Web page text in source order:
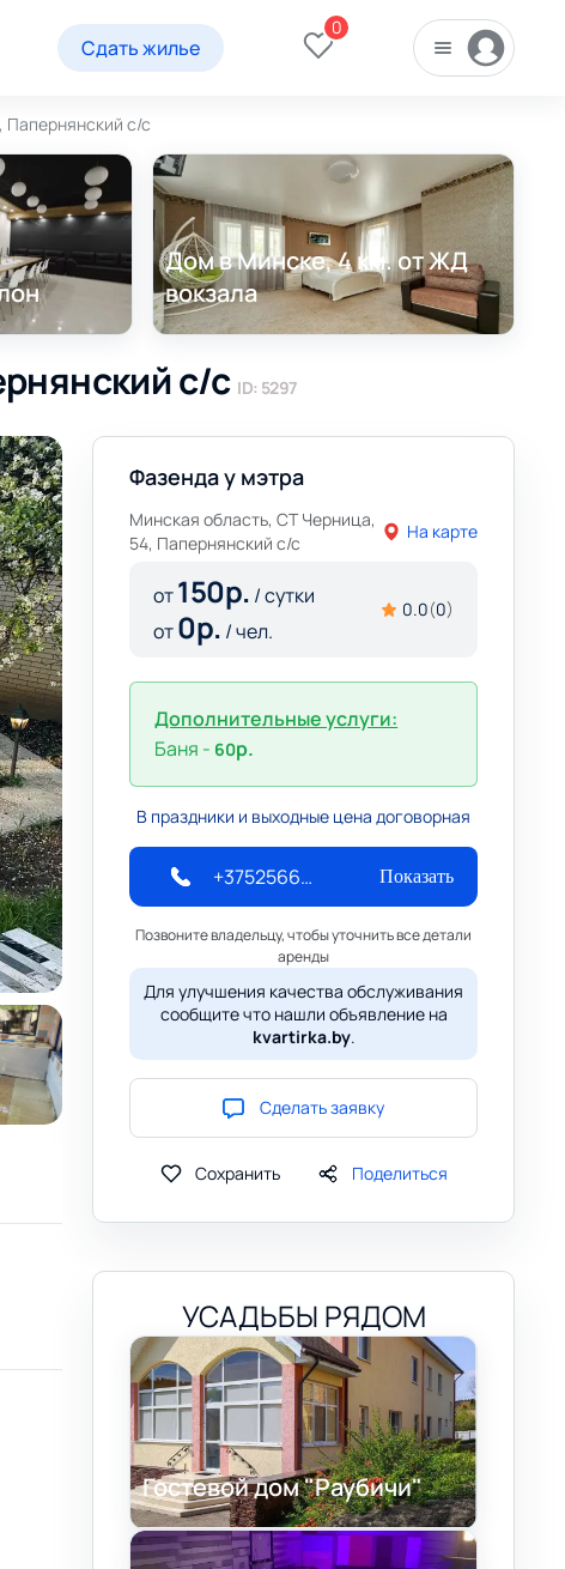
Сдать жилье
0
с/с
Дом в Минске, 4 км. от ЖД
вокзала
с/с ID: 5297
Фазенда у мэтра
Минская область, СТ Черница,
54, Папернянский с/с
На карте
от150р. / сутки
от0р. / чел.
0.0(0)
Дополнительные услуги:
Баня - 60р.
В праздники и выходные цена договорная
+375256660866 Показать
Позвоните владельцу, чтобы уточнить все детали
аренды
Для улучшения качества обслуживания
сообщите что нашли объявление на
kvartirka.by.
Сделать заявку
Сохранить Поделиться
УСАДЬБЫ РЯДОМ
Гостевой дом "Раубичи"